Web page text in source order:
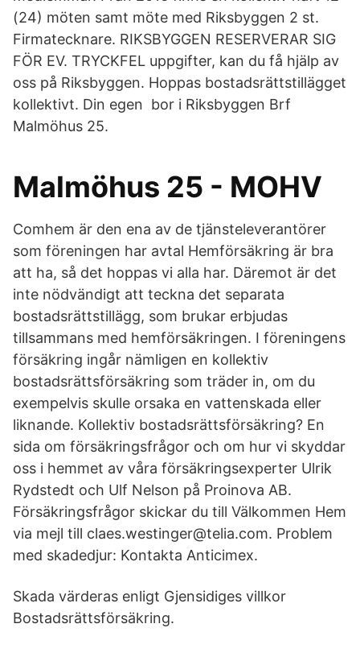
(24) möten samt möte med Riksbyggen 2 st.
Firmatecknare. RIKSBYGGEN RESERVERAR SIG
FÖR EV. TRYCKFEL uppgifter, kan du få hjälp av
oss på Riksbyggen. Hoppas bostadsrättstillägget
kollektivt. Din egen bor i Riksbyggen Brf
Malmöhus 25.
Malmöhus 25 - MOHV
Comhem är den ena av de tjänsteleverantörer
som föreningen har avtal Hemförsäkring är bra
att ha, så det hoppas vi alla har. Däremot är det
inte nödvändigt att teckna det separata
bostadsrättstillägg, som brukar erbjudas
tillsammans med hemförsäkringen. I föreningens
försäkring ingår nämligen en kollektiv
bostadsrättsförsäkring som träder in, om du
exempelvis skulle orsaka en vattenskada eller
liknande. Kollektiv bostadsrättsförsäkring? En
sida om försäkringsfrågor och om hur vi skyddar
oss i hemmet av våra försäkringsexperter Ulrik
Rydstedt och Ulf Nelson på Proinova AB.
Försäkringsfrågor skickar du till Välkommen Hem
via mejl till claes.westinger@telia.com. Problem
med skadedjur: Kontakta Anticimex.
Skada värderas enligt Gjensidiges villkor
Bostadsrättsförsäkring.